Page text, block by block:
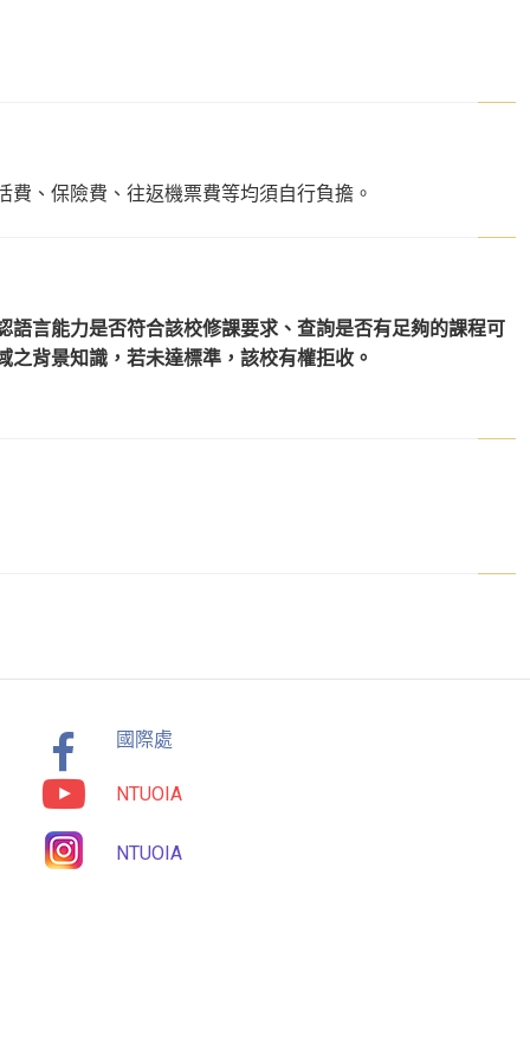
、保險費、往返機票費等均須自行負擔。
言能力是否符合該校修課要求、查詢是否有足夠的課程可
背景知識，若未達標準，該校有權拒收。
國際處
NTUOIA
NTUOIA